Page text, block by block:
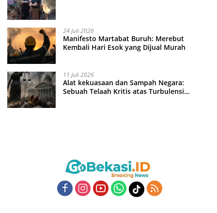
24 Juli 2026
Manifesto Martabat Buruh: Merebut
Kembali Hari Esok yang Dijual Murah
11 Juli 2026
Alat kekuasaan dan Sampah Negara:
Sebuah Telaah Kritis atas Turbulensi